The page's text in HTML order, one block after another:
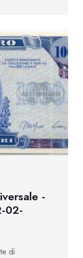
-
02-
di